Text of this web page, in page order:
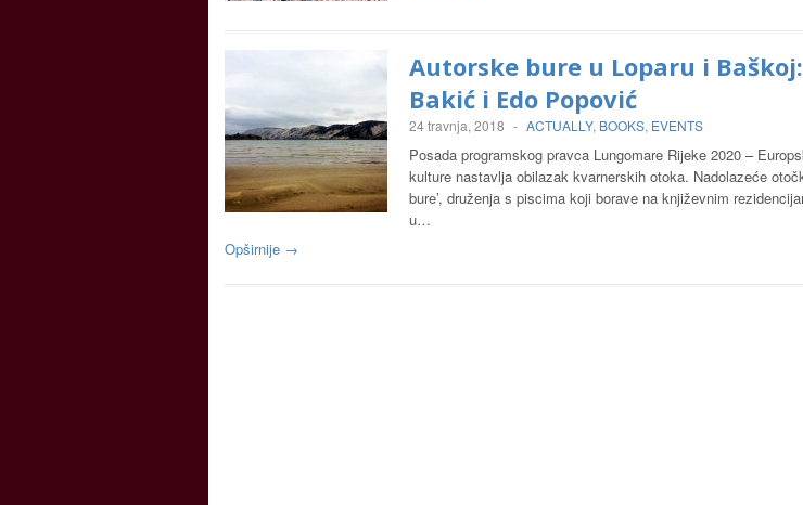
Autorske bure u Loparu i
Bakić i Edo Popović
24 travnja, 2018 - ACTUALLY, BOOKS, EVENTS
Posada programskog pravca Lungomare Rijeke 2020 –
kulture nastavlja obilazak kvarnerskih otoka. Nadolazeće
bure’, druženja s piscima koji borave na književnim
u…
Opširnije →